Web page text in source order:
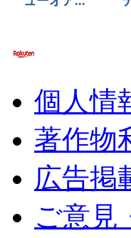
個人情
著作物
広告掲
ご意見